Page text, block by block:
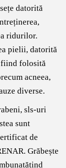
datorită
ridurilor.
pielii, datorită
folosită
acneea,
diverse.
sls-uri
sunt
de
Grăbește